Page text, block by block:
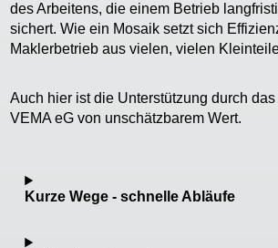
des Arbeitens, die einem Betrieb
sichert. Wie ein Mosaik setzt sich
Maklerbetrieb aus vielen, vielen
Auch hier ist die Unterstützung durch
VEMA eG von unschätzbarem Wert.
Kurze Wege - schnelle Abläufe